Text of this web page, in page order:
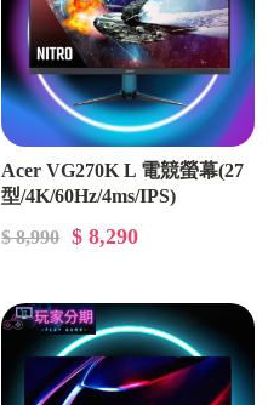
Acer VG270K L 電競螢幕(27
型/4K/60Hz/4ms/IPS)
$ 8,990
$ 8,290